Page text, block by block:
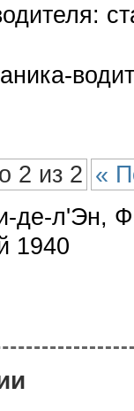
2 из 2 «
де-л'Эн,
1940